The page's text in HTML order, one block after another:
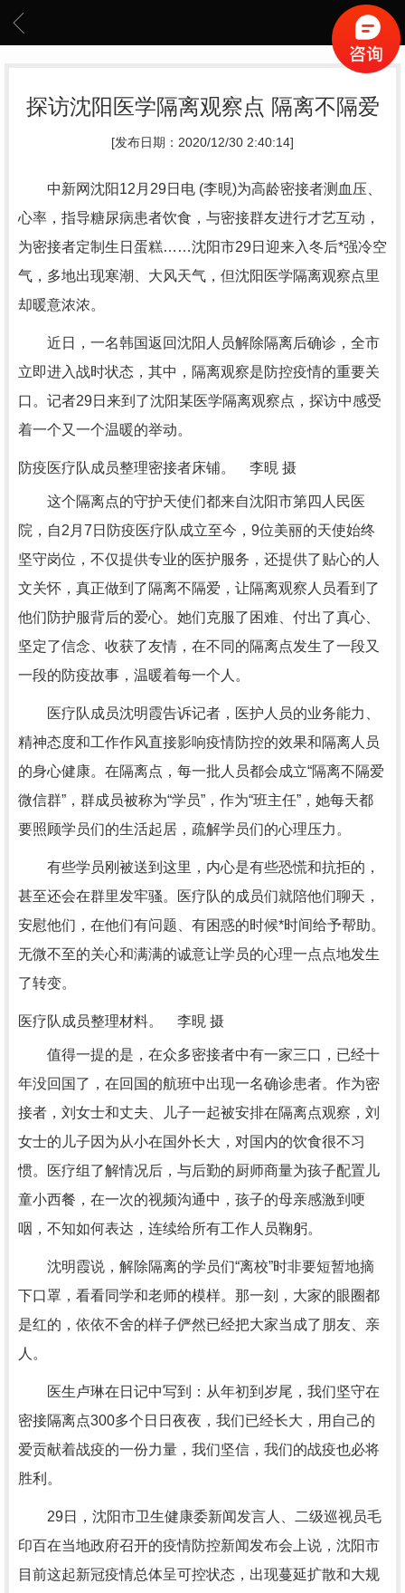
探访沈阳医学隔离观察点 隔离不隔爱
[发布日期：2020/12/30 2:40:14]
中新网沈阳12月29日电 (李晛)为高龄密接者测血压、
心率，指导糖尿病患者饮食，与密接群友进行才艺互动，
为密接者定制生日蛋糕……沈阳市29日迎来入冬后*强冷空
气，多地出现寒潮、大风天气，但沈阳医学隔离观察点里
却暖意浓浓。
近日，一名韩国返回沈阳人员解除隔离后确诊，全市
立即进入战时状态，其中，隔离观察是防控疫情的重要关
口。记者29日来到了沈阳某医学隔离观察点，探访中感受
着一个又一个温暖的举动。
防疫医疗队成员整理密接者床铺。 李晛 摄
这个隔离点的守护天使们都来自沈阳市第四人民医
院，自2月7日防疫医疗队成立至今，9位美丽的天使始终
坚守岗位，不仅提供专业的医护服务，还提供了贴心的人
文关怀，真正做到了隔离不隔爱，让隔离观察人员看到了
他们防护服背后的爱心。她们克服了困难、付出了真心、
坚定了信念、收获了友情，在不同的隔离点发生了一段又
一段的防疫故事，温暖着每一个人。
医疗队成员沈明霞告诉记者，医护人员的业务能力、
精神态度和工作作风直接影响疫情防控的效果和隔离人员
的身心健康。在隔离点，每一批人员都会成立“隔离不隔爱
微信群”，群成员被称为“学员”，作为“班主任”，她每天都
要照顾学员们的生活起居，疏解学员们的心理压力。
有些学员刚被送到这里，内心是有些恐慌和抗拒的，
甚至还会在群里发牢骚。医疗队的成员们就陪他们聊天，
安慰他们，在他们有问题、有困惑的时候*时间给予帮助。
无微不至的关心和满满的诚意让学员的心理一点点地发生
了转变。
医疗队成员整理材料。 李晛 摄
值得一提的是，在众多密接者中有一家三口，已经十
年没回国了，在回国的航班中出现一名确诊患者。作为密
接者，刘女士和丈夫、儿子一起被安排在隔离点观察，刘
女士的儿子因为从小在国外长大，对国内的饮食很不习
惯。医疗组了解情况后，与后勤的厨师商量为孩子配置儿
童小西餐，在一次的视频沟通中，孩子的母亲感激到哽
咽，不知如何表达，连续给所有工作人员鞠躬。
沈明霞说，解除隔离的学员们“离校”时非要短暂地摘
下口罩，看看同学和老师的模样。那一刻，大家的眼圈都
是红的，依依不舍的样子俨然已经把大家当成了朋友、亲
人。
医生卢琳在日记中写到：从年初到岁尾，我们坚守在
密接隔离点300多个日日夜夜，我们已经长大，用自己的
爱贡献着战疫的一份力量，我们坚信，我们的战疫也必将
胜利。
29日，沈阳市卫生健康委新闻发言人、二级巡视员毛
印百在当地政府召开的疫情防控新闻发布会上说，沈阳市
目前这起新冠疫情总体呈可控状态，出现蔓延扩散和大规